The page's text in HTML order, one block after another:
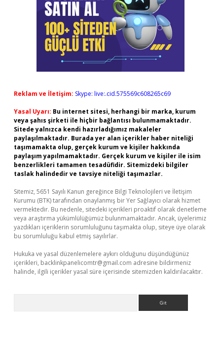
Reklam ve İletişim: Skype: live:.cid.575569c608265c69
Yasal Uyarı: Bu internet sitesi, herhangi bir marka, kurum
veya şahıs şirketi ile hiçbir bağlantısı bulunmamaktadır.
Sitede yalnızca kendi hazırladığımız makaleler
paylaşılmaktadır. Burada yer alan içerikler haber niteliği
taşımamakta olup, gerçek kurum ve kişiler hakkında
paylaşım yapılmamaktadır. Gerçek kurum ve kişiler ile isim
benzerlikleri tamamen tesadüfidir. Sitemizdeki bilgiler
taslak halindedir ve tavsiye niteliği taşımazlar.
Sitemiz, 5651 Sayılı Kanun gereğince Bilgi Teknolojileri ve İletişim
Kurumu (BTK) tarafından onaylanmış bir Yer Sağlayıcı olarak hizmet
vermektedir. Bu nedenle, sitedeki içerikleri proaktif olarak denetleme
veya araştırma yükümlülüğümüz bulunmamaktadır. Ancak, üyelerimiz
yazdıkları içeriklerin sorumluluğunu taşımakta olup, siteye üye olarak
bu sorumluluğu kabul etmiş sayılırlar.
Hukuka ve yasal düzenlemelere aykırı olduğunu düşündüğünüz
içerikleri, backlinkpanelicomtr@gmail.com adresine bildirmeniz
halinde, ilgili içerikler yasal süre içerisinde sitemizden kaldırılacaktır.